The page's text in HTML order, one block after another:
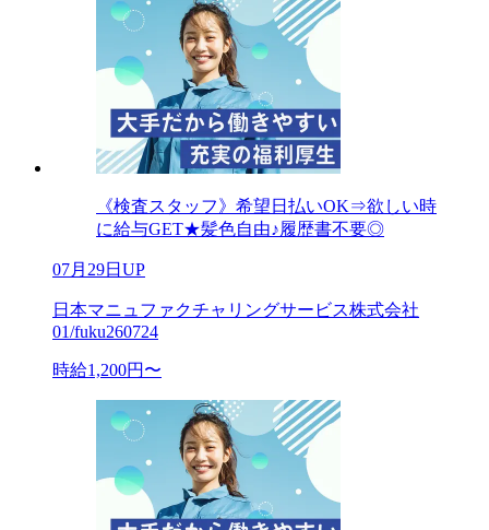
《検査スタッフ》希望日払いOK⇒欲しい時
に給与GET★髪色自由♪履歴書不要◎
07月29日UP
日本マニュファクチャリングサービス株式会社
01/fuku260724
時給1,200円〜